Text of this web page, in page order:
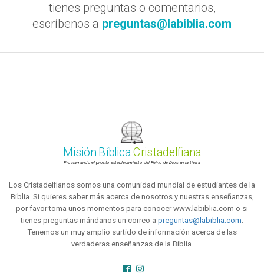
tienes preguntas o comentarios,
escríbenos a preguntas@labiblia.com
Misión BíblicaCristadelfiana
Proclamando el pronto establecimiento del Reino de Dios en la tierra
Los Cristadelfianos somos una comunidad mundial de estudiantes de la
Biblia. Si quieres saber más acerca de nosotros y nuestras enseñanzas,
por favor toma unos momentos para conocer www.labiblia.com o si
tienes preguntas mándanos un correo a preguntas@labiblia.com
Tenemos un muy amplio surtido de información acerca de las
verdaderas enseñanzas de la Biblia.